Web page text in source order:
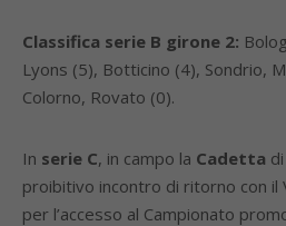
Classifica serie B girone 2:
Lyons (5), Botticino (4), Sondrio,
Colorno, Rovato (0).
In serie C, in campo la Cadetta di
proibitivo incontro di ritorno con il
per l’accesso al Campionato